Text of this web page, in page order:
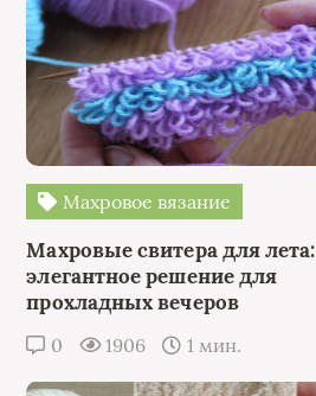
Махровое вязание
Махровые свитера для лета:
элегантное решение для
прохладных вечеров
0 1906 1 мин.